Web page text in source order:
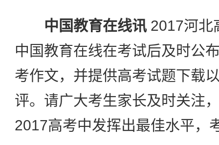
中国教育在线讯2017河北
中国教育在线在考试后及时公
考作文，并提供高考试题下载
评。请广大考生家长及时关注
2017高考中发挥出最佳水平，